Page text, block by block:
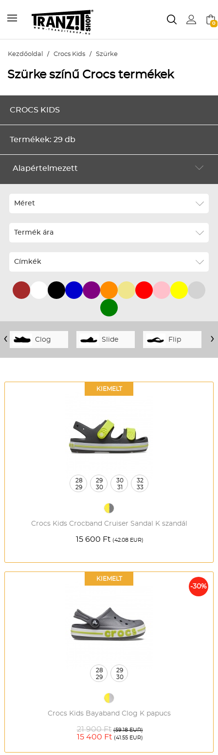
0
Kezdőoldal / Crocs Kids / Szürke
Szürke színű Crocs termékek
CROCS KIDS
Termékek: 29 db
Alapértelmezett
Alapértelmezett
Legújabbak
Ár szerint növekvő
Téli termékek előre ár szerint növekvő
Nyári új termékek előre
Méret
Termék ára
Címkék
Clog Slide Flip
‹ ›
Crocs Kids Crocband Cruiser Sandal K szandál
15 600 Ft (42.08 EUR)
KIEMELT
28
29
29
30
30
31
32
33
-30%
Crocs Kids Bayaband Clog K papucs
21 900 Ft (59.18 EUR)
15 400 Ft (41.55 EUR)
KIEMELT
28
29
29
30